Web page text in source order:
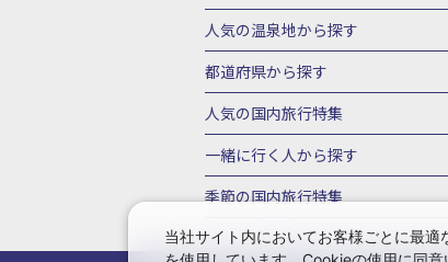
栃木県
群馬県 北陸 富山県
三重県
近畿 滋賀県 京都府
岡山県
広島県
北海道ホテル・旅館
山形県ホテル・旅館
福島県ホテ
千葉県ホテル・旅館
茨城県ホテ
石川県ホテル・旅館
静岡県ホテル・旅館
京都府ホテル・旅館
大阪府ホテ
広島県ホテル・旅館
鳥取県ホテ
人気の温泉地から探す
北海道
湯の川温泉(北海道)
川湯温泉(北海道)
層雲峡温泉(北
鳴子温泉(宮城)
秋保温泉(宮城)
鬼怒川温泉(栃木)
川治温泉(栃木)
伊豆箱根
箱根湯本温泉(神奈川)
白骨温泉(長野)
湯田中渋温泉(長
都道府県から探す
北海道旅行・ツアー
山形旅行・ツアー
福島旅行・ツ
茨城旅行・ツアー
栃木旅行・ツ
甲信越
山梨旅行・ツアー 新
愛知旅行・ツアー
三重旅行・ツ
人気の国内旅行特集
東京ディズニーリゾート®への旅
一緒に行く人から探す
一人旅 国内版
家族・子連れ旅行
季節の国内旅行特集
桜・お花見特集
ゴールデンウィ
当社サイト内においてお客様ごとに最